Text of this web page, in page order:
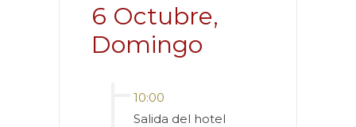
6 Octubre,
Domingo
10:00
Salida del hotel